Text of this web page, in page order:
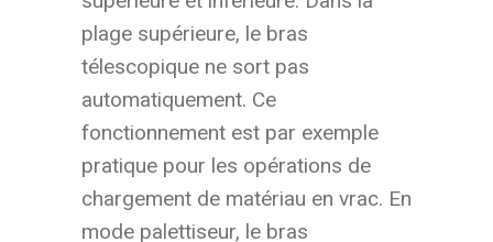
plage supérieure, le bras
télescopique ne sort pas
automatiquement. Ce
fonctionnement est par exemple
pratique pour les opérations de
chargement de matériau en vrac. En
mode palettiseur, le bras